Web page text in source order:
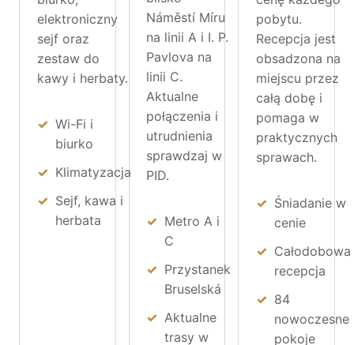
elektroniczny
sejf oraz
zestaw do
kawy i herbaty.
Wi-Fi i
biurko
Klimatyzacja
Sejf, kawa i
herbata
Náměstí Míru
na linii A i I. P.
Pavlova na
linii C.
Aktualne
połączenia i
utrudnienia
sprawdzaj w
PID.
Metro A i
C
Przystanek
Bruselská
Aktualne
trasy w
pobytu.
Recepcja jest
obsadzona na
miejscu przez
całą dobę i
pomaga w
praktycznych
sprawach.
Śniadanie w
cenie
Całodobowa
recepcja
84
nowoczesne
pokoje